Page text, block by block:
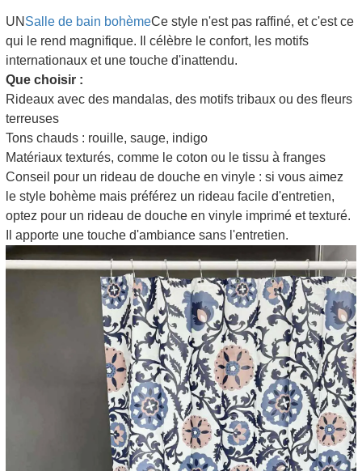
UN Salle de bain bohèmeCe style n'est pas raffiné, et c'est ce
qui le rend magnifique. Il célèbre le confort, les motifs
internationaux et une touche d'inattendu.
Que choisir :
Rideaux avec des mandalas, des motifs tribaux ou des fleurs
terreuses
Tons chauds : rouille, sauge, indigo
Matériaux texturés, comme le coton ou le tissu à franges
Conseil pour un rideau de douche en vinyle : si vous aimez
le style bohème mais préférez un rideau facile d'entretien,
optez pour un rideau de douche en vinyle imprimé et texturé.
Il apporte une touche d'ambiance sans l'entretien.